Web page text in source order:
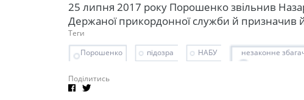
25 липня 2017 року Порошенко звільнив
Держаної прикордонної служби й призначив
Теги
Порошенко
підозра НАБУ незаконне
Поділитись